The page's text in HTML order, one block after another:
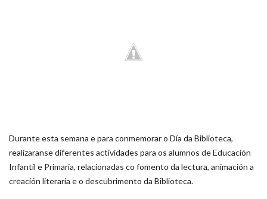
Durante esta semana e para conmemorar o Día da Biblioteca,
realizaranse diferentes actividades para os alumnos de Educación
Infantil e Primaria, relacionadas co fomento da lectura, animación a
creación literaria e o descubrimento da Biblioteca.